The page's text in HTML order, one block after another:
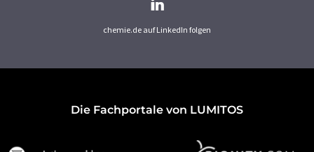
chemie.de auf LinkedIn folgen
Die Fachportale von LUMITOS